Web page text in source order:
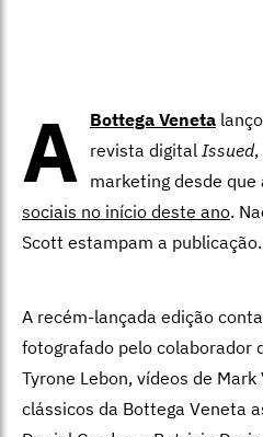
A Bottega Veneta
revista digital Issued,
marketing desde que
sociais no início deste ano.
Scott estampam a publicação.
A recém-lançada edição
fotografado pelo colaborador
Tyrone Lebon, vídeos de
clássicos da Bottega Veneta